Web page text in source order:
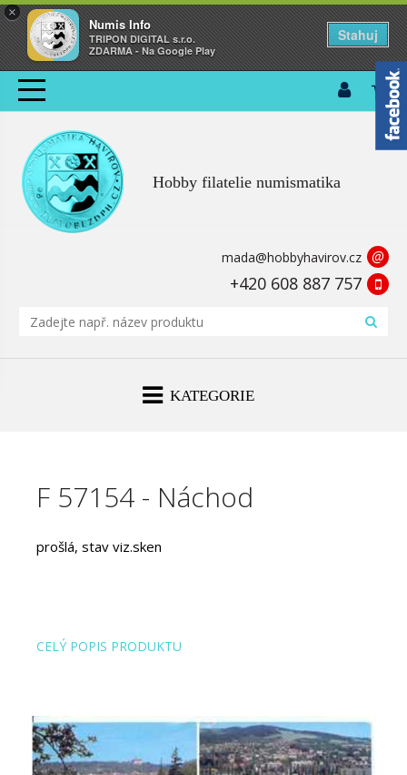
×
Numis Info
TRIPON DIGITAL s.r.o.
ZDARMA - Na Google Play
Stahuj
Hobby filatelie numismatika
mada@hobbyhavirov.cz @
+420 608 887 757
KATEGORIE
F 57154 - Náchod
prošlá, stav viz.sken
CELÝ POPIS PRODUKTU